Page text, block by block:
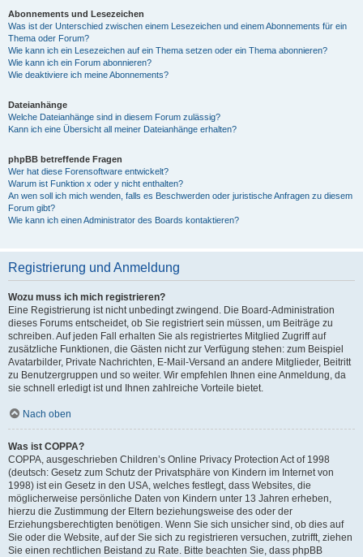
Abonnements und Lesezeichen
Was ist der Unterschied zwischen einem Lesezeichen und einem Abonnements für ein
Thema oder Forum?
Wie kann ich ein Lesezeichen auf ein Thema setzen oder ein Thema abonnieren?
Wie kann ich ein Forum abonnieren?
Wie deaktiviere ich meine Abonnements?
Dateianhänge
Welche Dateianhänge sind in diesem Forum zulässig?
Kann ich eine Übersicht all meiner Dateianhänge erhalten?
phpBB betreffende Fragen
Wer hat diese Forensoftware entwickelt?
Warum ist Funktion x oder y nicht enthalten?
An wen soll ich mich wenden, falls es Beschwerden oder juristische Anfragen zu diesem
Forum gibt?
Wie kann ich einen Administrator des Boards kontaktieren?
Registrierung und Anmeldung
Wozu muss ich mich registrieren?
Eine Registrierung ist nicht unbedingt zwingend. Die Board-Administration
dieses Forums entscheidet, ob Sie registriert sein müssen, um Beiträge zu
schreiben. Auf jeden Fall erhalten Sie als registriertes Mitglied Zugriff auf
zusätzliche Funktionen, die Gästen nicht zur Verfügung stehen: zum Beispiel
Avatarbilder, Private Nachrichten, E-Mail-Versand an andere Mitglieder, Beitritt
zu Benutzergruppen und so weiter. Wir empfehlen Ihnen eine Anmeldung, da
sie schnell erledigt ist und Ihnen zahlreiche Vorteile bietet.
Nach oben
Was ist COPPA?
COPPA, ausgeschrieben Children’s Online Privacy Protection Act of 1998
(deutsch: Gesetz zum Schutz der Privatsphäre von Kindern im Internet von
1998) ist ein Gesetz in den USA, welches festlegt, dass Websites, die
möglicherweise persönliche Daten von Kindern unter 13 Jahren erheben,
hierzu die Zustimmung der Eltern beziehungsweise des oder der
Erziehungsberechtigten benötigen. Wenn Sie sich unsicher sind, ob dies auf
Sie oder die Website, auf der Sie sich zu registrieren versuchen, zutrifft, ziehen
Sie einen rechtlichen Beistand zu Rate. Bitte beachten Sie, dass phpBB